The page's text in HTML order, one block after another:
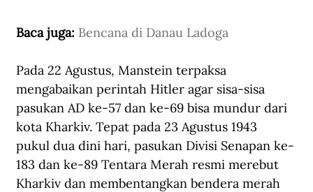
Baca juga: Bencana di Danau Ladoga
Pada 22 Agustus, Manstein terpaksa
mengabaikan perintah Hitler agar sisa-sisa
pasukan AD ke-57 dan ke-69 bisa mundur dari
kota Kharkiv. Tepat pada 23 Agustus 1943
pukul dua dini hari, pasukan Divisi Senapan ke-
183 dan ke-89 Tentara Merah resmi merebut
Kharkiv dan membentangkan bendera merah